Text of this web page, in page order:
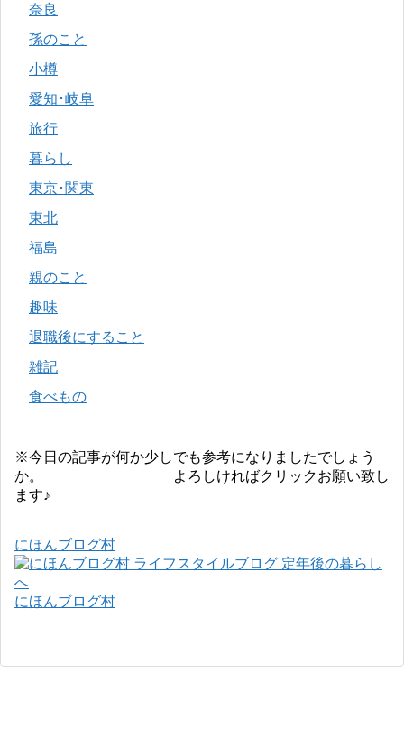
奈良
孫のこと
小樽
愛知･岐阜
旅行
暮らし
東京･関東
東北
福島
親のこと
趣味
退職後にすること
雑記
食べもの
※今日の記事が何か少しでも参考になりましたでしょう
か。 よろしければクリックお願い致し
ます♪
にほんブログ村
にほんブログ村